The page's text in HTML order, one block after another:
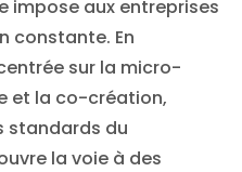
impose aux entreprises
constante. En
sur la micro-
et la co-création,
standards du
la voie à des